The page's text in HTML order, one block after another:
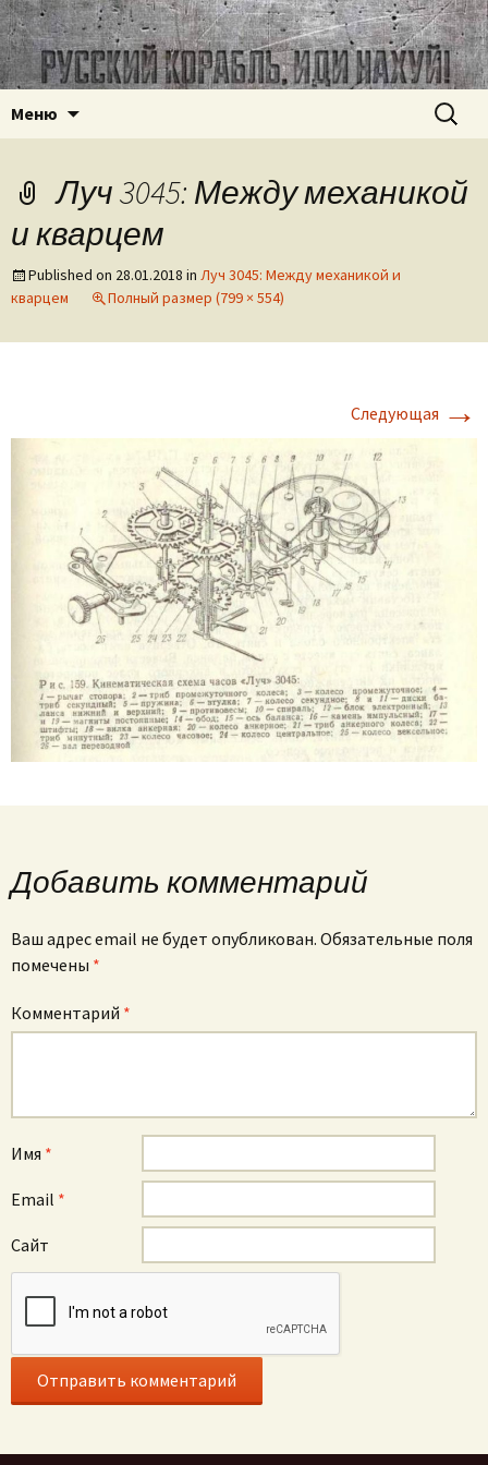
ussr-watch.com
Часовое наследие СССР
Меню Найти:
Луч 3045: Между механикой
и кварцем
Published on 28.01.2018 in Луч 3045: Между механикой и
кварцем
Полный размер (799 × 554)
Следующая →
Добавить комментарий
Ваш адрес email не будет опубликован. Обязательные поля
помечены *
Комментарий *
Имя *
Email *
Сайт